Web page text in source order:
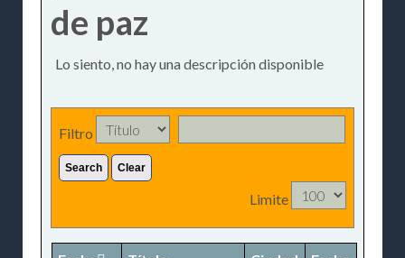
de paz
Lo siento, no hay una descripción disponible
Filtro
Search Clear
Limite